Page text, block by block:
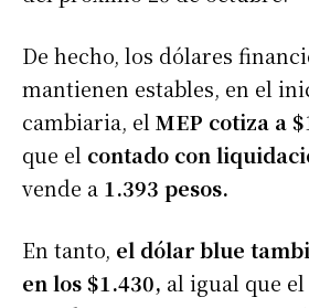
De hecho, los dólares
mantienen estables, en el
cambiaria, el MEP cotiza a
que el contado con
vende a 1.393 pesos.
En tanto, el dólar blue
en los $1.430, al igual que